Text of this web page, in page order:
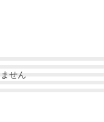
せん